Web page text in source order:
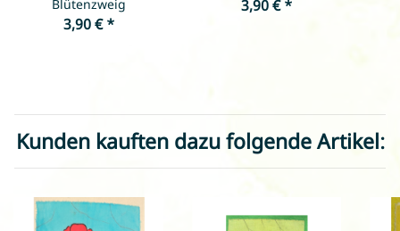
Blütenzweig
3,90 €*
3,90 €*
Kunden kauften dazu folgende Artikel: